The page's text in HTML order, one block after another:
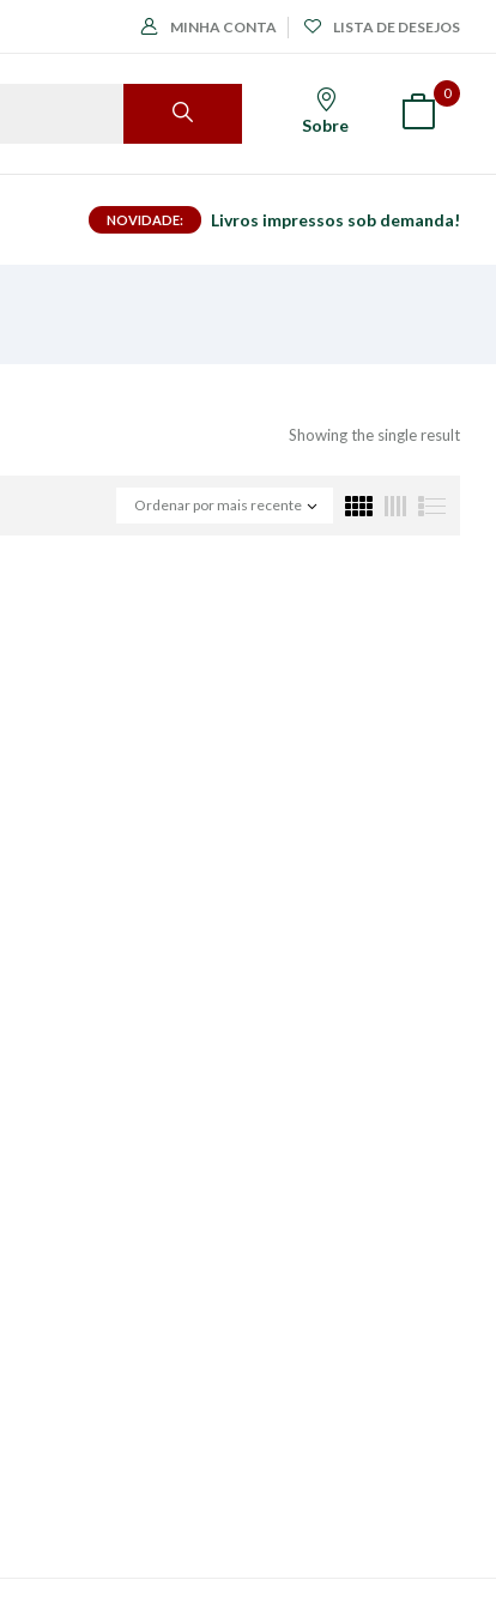
MINHA CONTA LISTA DE DESEJOS
Sobre
0
NOVIDADE: Livros impressos sob demanda!
Showing the single result
Ordenar por mais recente